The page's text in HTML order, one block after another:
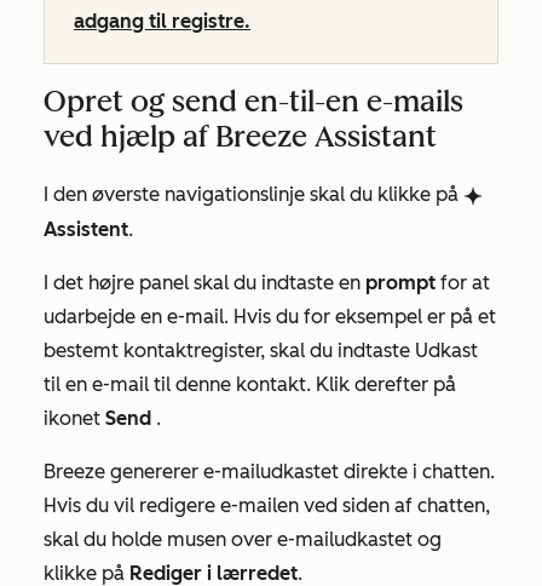
adgang til registre.
Opret og send en-til-en e-mails
ved hjælp af Breeze Assistant
I den øverste navigationslinje skal du klikke på breezeSingleStarIcon
Assistent.
I det højre panel skal du indtaste en prompt for at
udarbejde en e-mail. Hvis du for eksempel er på et
bestemt kontaktregister, skal du indtaste Udkast
til en e-mail til denne kontakt. Klik derefter på
ikonet Send .
Breeze genererer e-mailudkastet direkte i chatten.
Hvis du vil redigere e-mailen ved siden af chatten,
skal du holde musen over e-mailudkastet og
klikke på Rediger i lærredet.